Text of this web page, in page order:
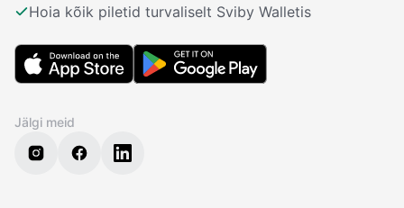
Hoia kõik piletid turvaliselt Sviby Walletis
Jälgi meid